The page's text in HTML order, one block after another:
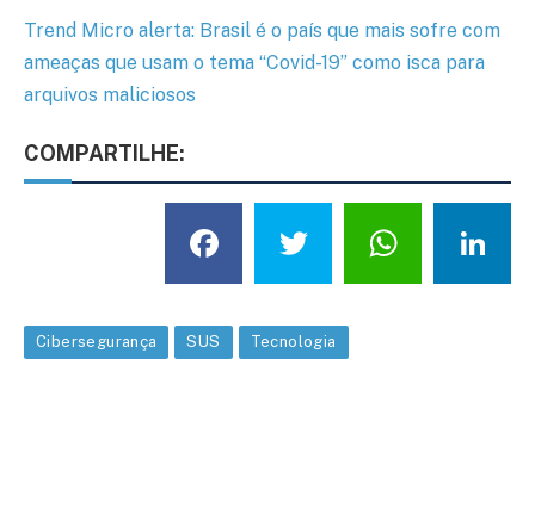
Trend Micro alerta: Brasil é o país que mais sofre com
ameaças que usam o tema “Covid-19” como isca para
arquivos maliciosos
COMPARTILHE:
Facebook
Twitter
Cibersegurança SUS Tecnologia